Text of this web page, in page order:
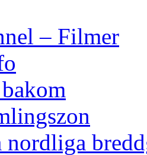
– Filmer
nordliga